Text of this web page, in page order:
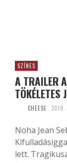
SZÍNES
A TRAILER
TÖKÉLETES
CHEESE 2019.
Noha Jean
lett.